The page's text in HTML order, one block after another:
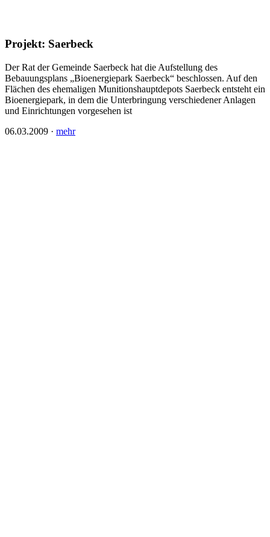
Projekt: Saerbeck
Der Rat der Gemeinde Saerbeck hat die Aufstellung des
Bebauungsplans „Bioenergiepark Saerbeck“ beschlossen. Auf den
Flächen des ehemaligen Munitionshauptdepots Saerbeck entsteht ein
Bioenergiepark, in dem die Unterbringung verschiedener Anlagen
und Einrichtungen vorgesehen ist
06.03.2009 · mehr